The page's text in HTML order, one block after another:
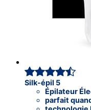
Silk-épil 5
Épilateur
parfait